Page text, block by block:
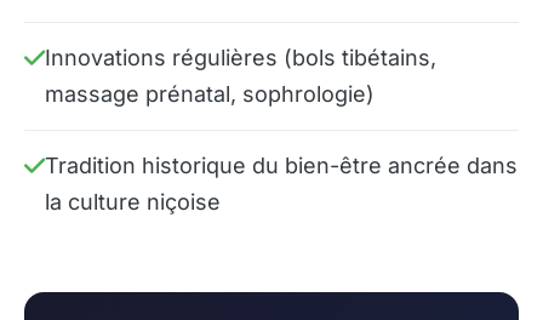
Innovations régulières (bols tibétains,
massage prénatal, sophrologie)
Tradition historique du bien-être ancrée dans
la culture niçoise